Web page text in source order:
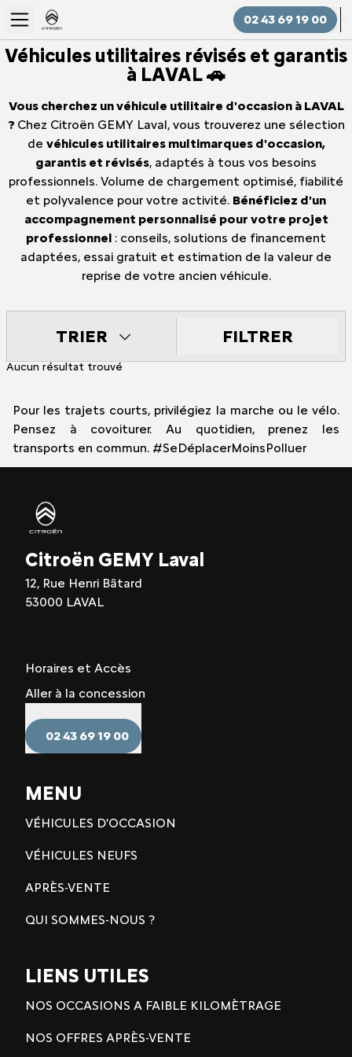
02 43 69 19 00
Véhicules utilitaires révisés et garantis
à LAVAL 🚗
Vous cherchez un véhicule utilitaire d'occasion à LAVAL
? Chez Citroën GEMY Laval, vous trouverez une sélection
de véhicules utilitaires multimarques d'occasion,
garantis et révisés, adaptés à tous vos besoins
professionnels. Volume de chargement optimisé, fiabilité
et polyvalence pour votre activité. Bénéficiez d'un
accompagnement personnalisé pour votre projet
professionnel : conseils, solutions de financement
adaptées, essai gratuit et estimation de la valeur de
reprise de votre ancien véhicule.
TRIER FILTRER
Aucun résultat trouvé
Pour les trajets courts, privilégiez la marche ou le vélo.
Pensez à covoiturer. Au quotidien, prenez les
transports en commun. #SeDéplacerMoinsPolluer
Citroën GEMY Laval
12, Rue Henri Bâtard
53000 LAVAL
Horaires et Accès
Aller à la concession
02 43 69 19 00
MENU
VÉHICULES D'OCCASION
VÉHICULES NEUFS
APRÈS-VENTE
QUI SOMMES-NOUS ?
LIENS UTILES
NOS OCCASIONS A FAIBLE KILOMÈTRAGE
NOS OFFRES APRÈS-VENTE